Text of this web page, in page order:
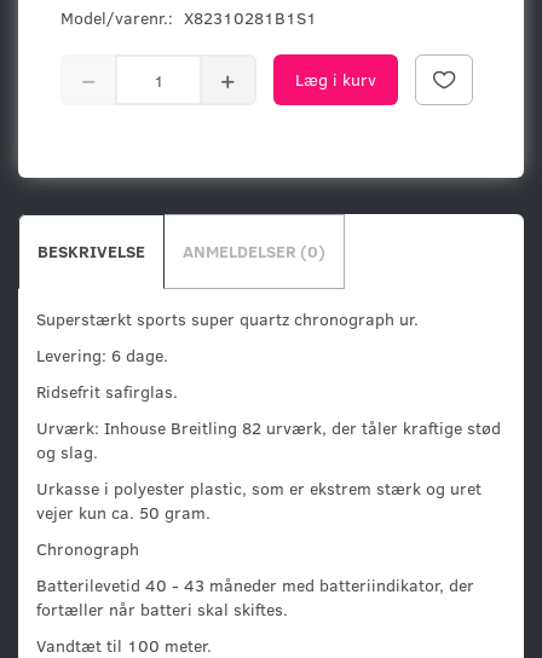
Model/varenr.: X82310281B1S1
Læg i kurv
BESKRIVELSE ANMELDELSER (0)
Superstærkt sports super quartz chronograph ur.
Levering: 6 dage.
Ridsefrit safirglas.
Urværk: Inhouse Breitling 82 urværk, der tåler kraftige stød
og slag.
Urkasse i polyester plastic, som er ekstrem stærk og uret
vejer kun ca. 50 gram.
Chronograph
Batterilevetid 40 - 43 måneder med batteriindikator, der
fortæller når batteri skal skiftes.
Vandtæt til 100 meter.